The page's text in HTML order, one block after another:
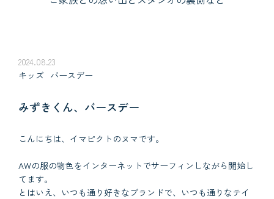
2024.08.23
キッズ バースデー
みずきくん、バースデー
こんにちは、イマピクトのヌマです。
AWの服の物色をインターネットでサーフィンしながら開始し
てます。
とはいえ、いつも通り好きなブランドで、いつも通りなテイ